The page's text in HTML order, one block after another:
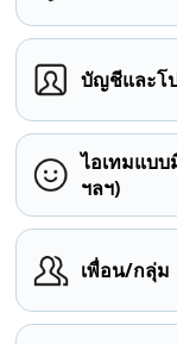
บัญชีและโ
ไอเทมแบบ
ฯลฯ)
เพื่อน/กลุ่ม